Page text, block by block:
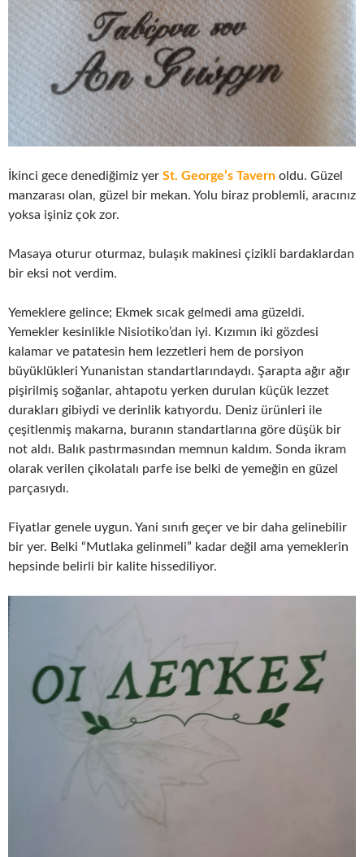
İkinci gece denediğimiz yer St. George’s Tavern oldu. Güzel
manzarası olan, güzel bir mekan. Yolu biraz problemli, aracınız
yoksa işiniz çok zor.
Masaya oturur oturmaz, bulaşık makinesi çizikli bardaklardan
bir eksi not verdim.
Yemeklere gelince; Ekmek sıcak gelmedi ama güzeldi.
Yemekler kesinlikle Nisiotiko’dan iyi. Kızımın iki gözdesi
kalamar ve patatesin hem lezzetleri hem de porsiyon
büyüklükleri Yunanistan standartlarındaydı. Şarapta ağır ağır
pişirilmiş soğanlar, ahtapotu yerken durulan küçük lezzet
durakları gibiydi ve derinlik katıyordu. Deniz ürünleri ile
çeşitlenmiş makarna, buranın standartlarına göre düşük bir
not aldı. Balık pastırmasından memnun kaldım. Sonda ikram
olarak verilen çikolatalı parfe ise belki de yemeğin en güzel
parçasıydı.
Fiyatlar genele uygun. Yani sınıfı geçer ve bir daha gelinebilir
bir yer. Belki “Mutlaka gelinmeli” kadar değil ama yemeklerin
hepsinde belirli bir kalite hissediliyor.